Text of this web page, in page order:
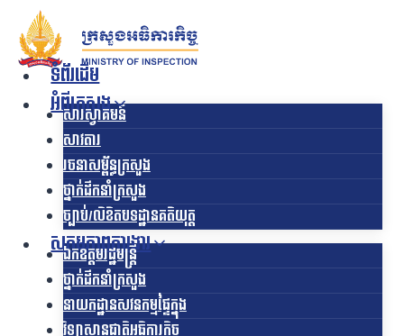
contentទំព័រដើម
អំពីក្រសួង
សារស្វាគមន៍
សាវតារ
រចនាសម្ព័ន្ធក្រសួង​
ថ្នាក់ដឹកនាំក្រសួង
ច្បាប់/លិខិតបទដ្ឋានគតិយុត្ត
សកម្មភាពការងារ
ឯកឧត្ដមរដ្ឋមន្ត្រី
ថ្នាក់ដឹកនាំក្រសួង
នាយកដ្ឋានសវនកម្មផ្ទៃក្នុង
វិទ្យាស្ថានជាតិអធិការកិច្ច